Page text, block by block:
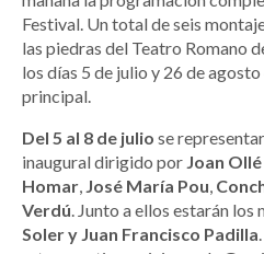
Festival. Un total de seis
las piedras del Teatro Romano
los días 5 de julio y 26 de
principal.
Del 5 al 8 de julio se
inaugural dirigido por Joan Ollé
Homar, José María Pou,
Verdú. Junto a ellos estarán los
Soler y Juan Francisco Padilla